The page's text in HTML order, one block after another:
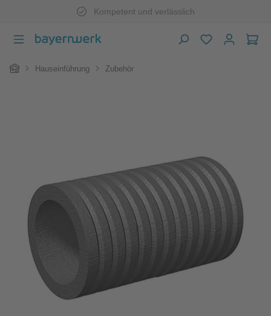
Zum Hauptinhalt springenKompetent und verlässlich
HomeHauseinführung Zubehör